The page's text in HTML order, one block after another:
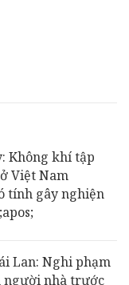
Không khí tập
Việt Nam
tính gây nghiện
Lan: Nghi phạm
người nhà trước